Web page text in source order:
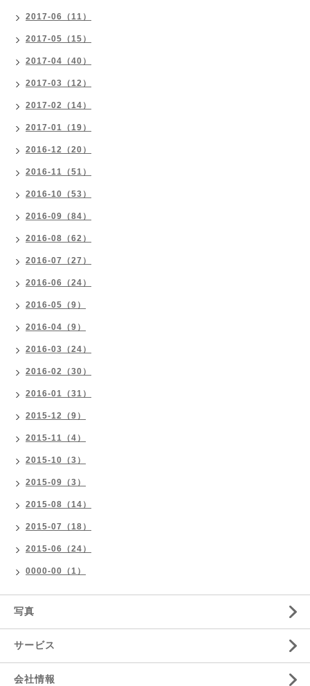
2017-06（11）
2017-05（15）
2017-04（40）
2017-03（12）
2017-02（14）
2017-01（19）
2016-12（20）
2016-11（51）
2016-10（53）
2016-09（84）
2016-08（62）
2016-07（27）
2016-06（24）
2016-05（9）
2016-04（9）
2016-03（24）
2016-02（30）
2016-01（31）
2015-12（9）
2015-11（4）
2015-10（3）
2015-09（3）
2015-08（14）
2015-07（18）
2015-06（24）
0000-00（1）
写真
サービス
会社情報